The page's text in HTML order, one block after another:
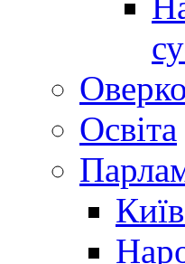
Освіта